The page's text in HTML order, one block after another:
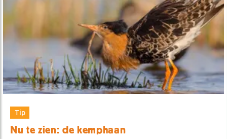
Tip
Nu te zien: de kemphaan